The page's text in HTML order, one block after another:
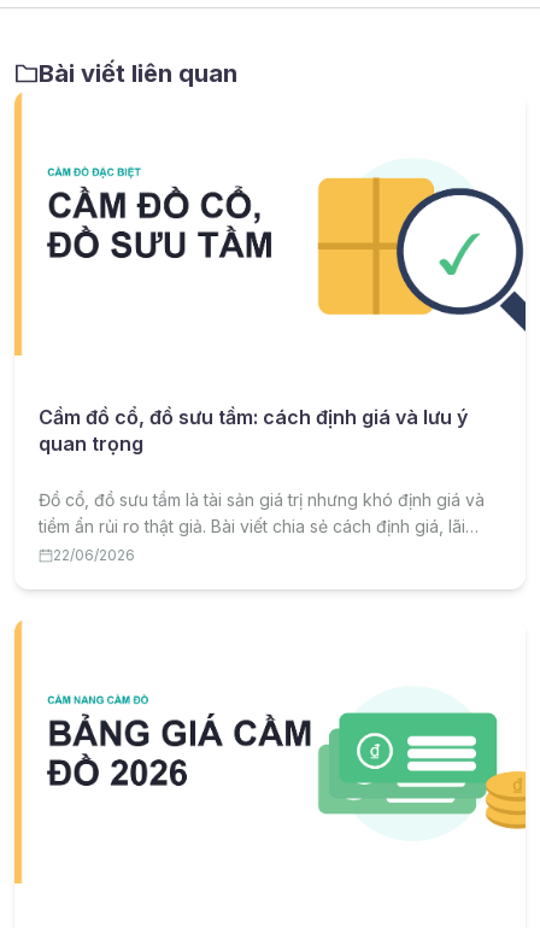
Bài viết liên quan
Cầm đồ cổ, đồ sưu tầm: cách định giá và lưu ý
quan trọng
Đồ cổ, đồ sưu tầm là tài sản giá trị nhưng khó định giá và
tiềm ẩn rủi ro thật giả. Bài viết chia sẻ cách định giá, lãi
suất và lưu ý quan trọng khi cầm đồ cổ, đồ sưu tầm.
22/06/2026